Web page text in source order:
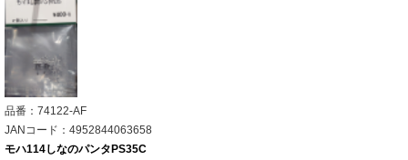
品番：74122-AF
JANコード：4952844063658
モハ114しなのパンタPS35C